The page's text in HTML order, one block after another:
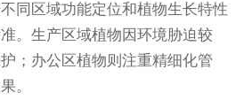
同区域功能定位和植物生长特性
。生产区域植物因环境胁迫较
；办公区植物则注重精细化管
。